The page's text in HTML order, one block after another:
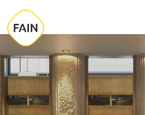
este
sitio
incluye
un
sistema
de